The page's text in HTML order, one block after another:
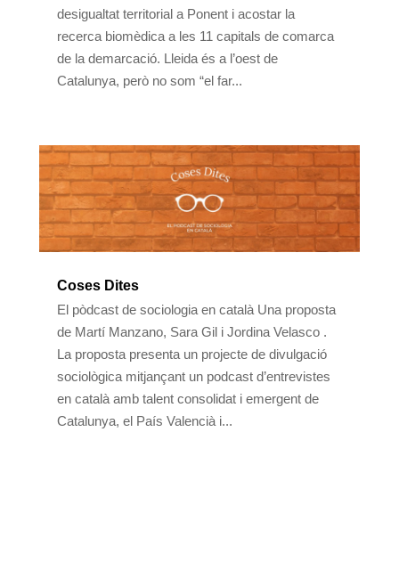
desigualtat territorial a Ponent i acostar la
recerca biomèdica a les 11 capitals de comarca
de la demarcació. Lleida és a l’oest de
Catalunya, però no som “el far...
Coses Dites
El pòdcast de sociologia en català Una proposta
de Martí Manzano, Sara Gil i Jordina Velasco .
La proposta presenta un projecte de divulgació
sociològica mitjançant un podcast d’entrevistes
en català amb talent consolidat i emergent de
Catalunya, el País Valencià i...